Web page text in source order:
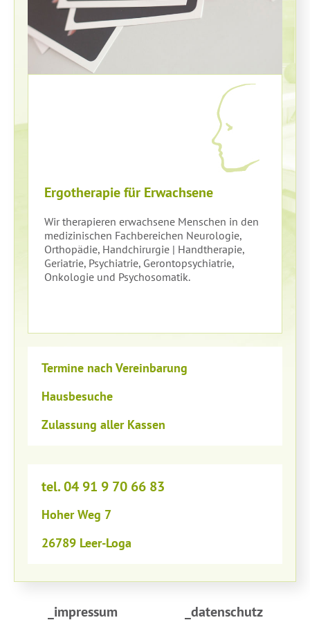
Ergotherapie für Erwachsene
Wir therapieren erwachsene Menschen in den
medizinischen Fachbereichen Neurologie,
Orthopädie, Handchirurgie | Handtherapie,
Geriatrie, Psychiatrie, Gerontopsychiatrie,
Onkologie und Psychosomatik.
Termine nach Vereinbarung
Hausbesuche
Zulassung aller Kassen
tel. 04 91 9 70 66 83
Hoher Weg 7
26789 Leer-Loga
_impressum _datenschutz